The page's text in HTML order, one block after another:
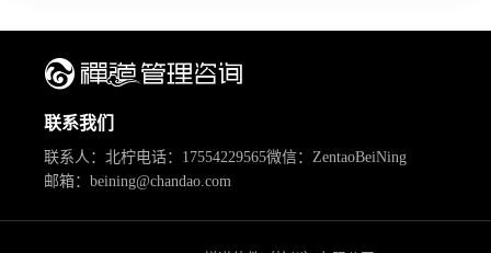
联系我们
联系人：北柠电话：17554229565微信：ZentaoBeiNing
邮箱：beining@chandao.com